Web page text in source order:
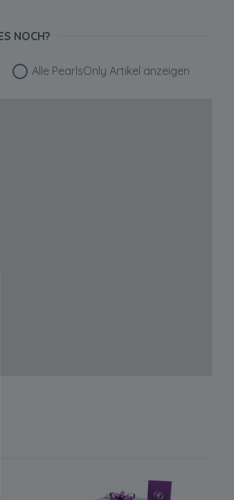
NOCH?
Alle PearlsOnly Artikel anzeigen